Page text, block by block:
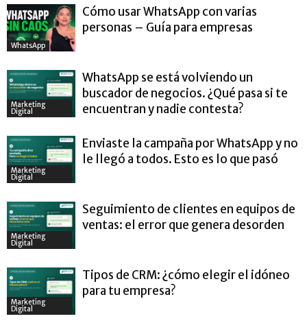
WhatsApp
Cómo usar WhatsApp con varias
personas – Guía para empresas
Marketing
Digital
WhatsApp se está volviendo un
buscador de negocios. ¿Qué pasa si te
encuentran y nadie contesta?
Marketing
Digital
Enviaste la campaña por WhatsApp y no
le llegó a todos. Esto es lo que pasó
Marketing
Digital
Seguimiento de clientes en equipos de
ventas: el error que genera desorden
Marketing
Digital
Tipos de CRM: ¿cómo elegir el idóneo
para tu empresa?